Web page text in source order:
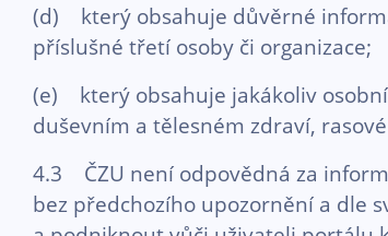
(d) který obsahuje důvěrné
příslušné třetí osoby či organizace;
(e) který obsahuje jakákoliv
duševním a tělesném zdraví,
4.3 ČZU není odpovědná za
bez předchozího upozornění a dle